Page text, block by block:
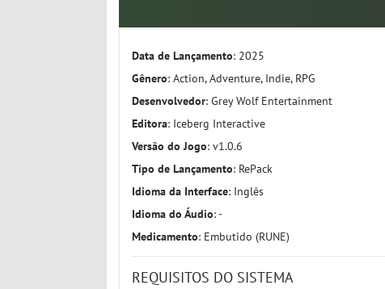
Data de Lançamento: 2025
Gênero: Action, Adventure, Indie, RPG
Desenvolvedor: Grey Wolf Entertainment
Editora: Iceberg Interactive
Versão do Jogo: v1.0.6
Tipo de Lançamento: RePack
Idioma da Interface: Inglês
Idioma do Áudio: -
Medicamento: Embutido (RUNE)
REQUISITOS DO SISTEMA